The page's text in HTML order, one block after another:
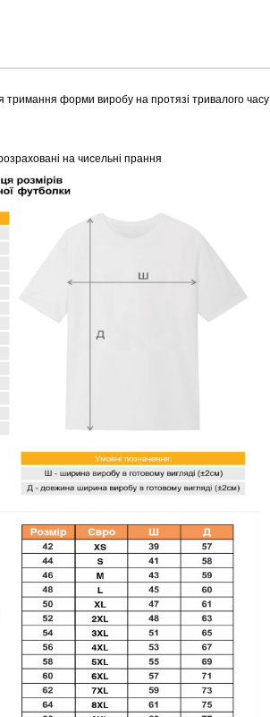
форми виробу на протязі тривалого часу
на чисельні прання